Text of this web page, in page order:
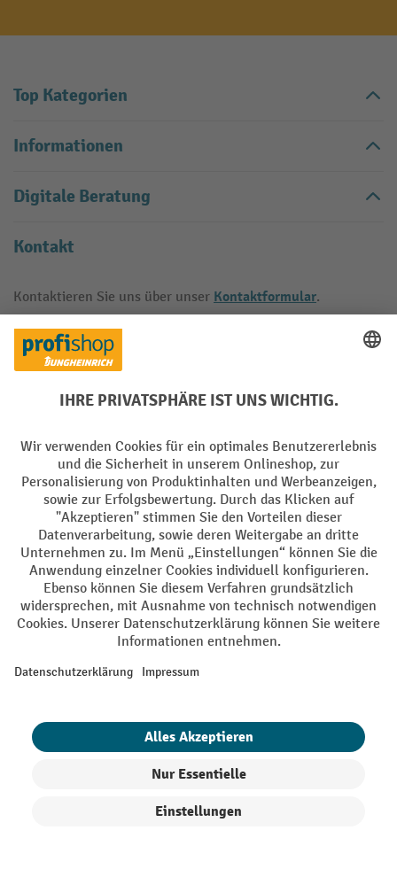
Top Kategorien
Informationen
Digitale Beratung
Kontakt
Kontaktieren Sie uns über unser Kontaktformular.
Vertrag widerrufen
Käuferschutz
Mit geprüfter Qualität, Sicherheit und Transparenz ist jh-
profishop.at in hohem Maße vertrauenswürdig.
Ihre Profi-Vorteile
Versandkostenfrei ab 250€
Sicherer Datenschutz
Persönliche Kaufberatung
Käuferschutz - Trusted Shops
Zahlungsarten